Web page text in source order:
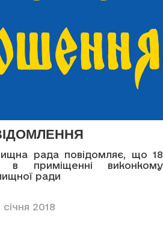
рада повідомляє, що 18
приміщенні виконкому
ради
2018